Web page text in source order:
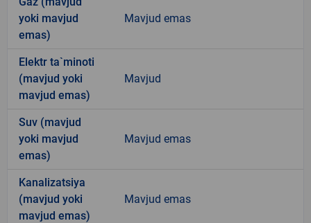
yoki mavjud
emas)
Mavjud emas
Elektr ta`minoti
(mavjud yoki
mavjud emas)
Mavjud
Suv (mavjud
yoki mavjud
emas)
Mavjud emas
Kanalizatsiya
(mavjud yoki
mavjud emas)
Mavjud emas